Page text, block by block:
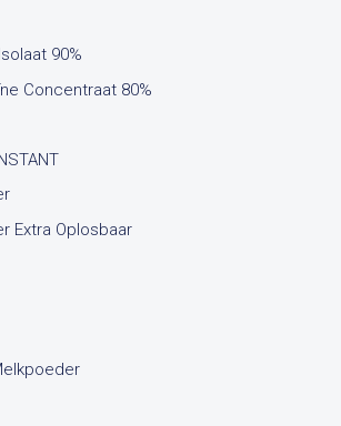
90%
Concentraat 80%
Extra Oplosbaar